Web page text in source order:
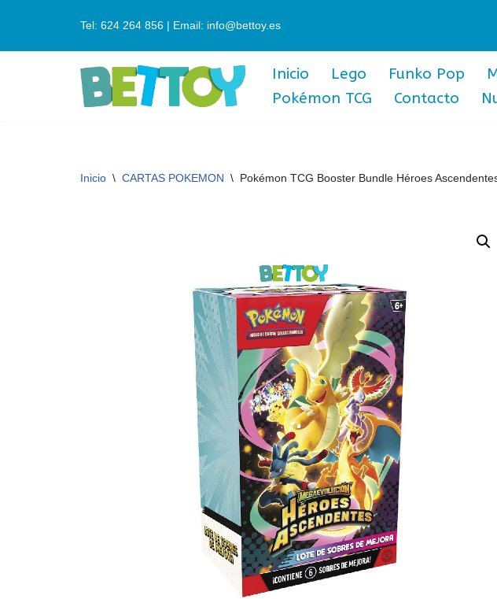
Tel: 624 264 856 | Email: info@bettoy.es
Inicio Lego Funko Pop
Pokémon TCG
Contacto
Inicio \ CARTAS POKEMON \ Pokémon TCG Booster Bundle Héroes